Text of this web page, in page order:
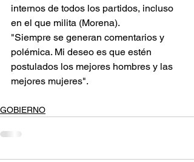
internos de todos los partidos, incluso
en el que milita (Morena).
"Siempre se generan comentarios y
polémica. Mi deseo es que estén
postulados los mejores hombres y las
mejores mujeres".
GOBIERNO